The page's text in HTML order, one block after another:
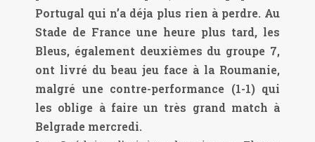
Portugal qui n’a déja plus rien à perdre. Au
Stade de France une heure plus tard, les
Bleus, également deuxièmes du groupe 7,
ont livré du beau jeu face à la Roumanie,
malgré une contre-performance (1-1) qui
les oblige à faire un très grand match à
Belgrade mercredi.